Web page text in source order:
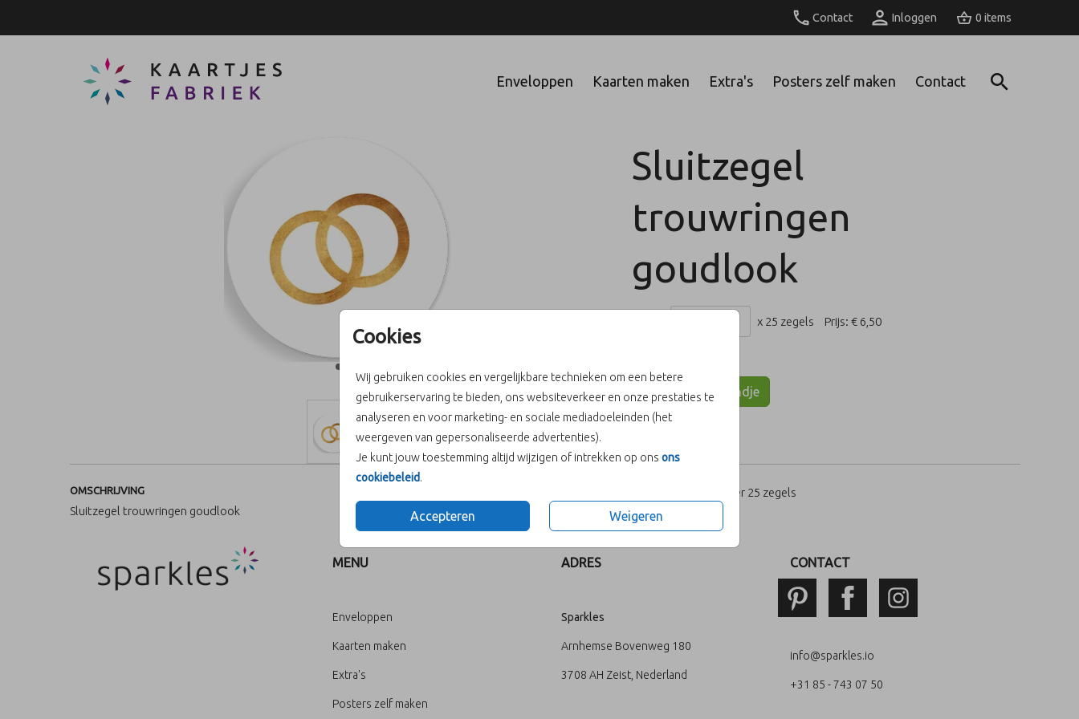
Contact Inloggen 0
Enveloppen Kaarten maken Extra's Posters zelf maken Contact
Cookies
Wij gebruiken cookies en vergelijkbare technieken om een betere
gebruikerservaring te bieden, ons websiteverkeer en onze prestaties te
analyseren en voor marketing- en sociale mediadoeleinden (het
weergeven van gepersonaliseerde advertenties).
Je kunt jouw toestemming altijd wijzigen of intrekken op ons ons
cookiebeleid.
Accepteren Weigeren
Sluitzegel
trouwringen
goudlook
x 25 zegels Prijs: € 6,50
In winkelmandje
OMSCHRIJVING
Sluitzegel trouwringen goudlook
per 25 zegels
MENU
Enveloppen
Kaarten maken
Extra's
Posters zelf maken
ADRES
Sparkles
Arnhemse Bovenweg 180
3708 AH Zeist, Nederland
CONTACT
info@sparkles.io
+31 85 - 743 07 50